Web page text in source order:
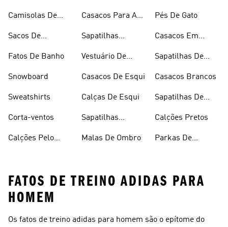
Camisolas De
Sacos De
Fatos De Banho
Snowboard
Sweatshirts
Corta-ventos
Calções Pelo
Casacos Para A
Sapatilhas
Vestuário De
Casacos De Esqui
Calças De Esqui
Sapatilhas
Malas De Ombro
Pés De Gato
Casacos Em
Sapatilhas De
Casacos Brancos
Sapatilhas De
Calções Pretos
Parkas De
FATOS DE TREINO ADIDAS PARA
HOMEM
Os fatos de treino adidas para homem são o epítome do